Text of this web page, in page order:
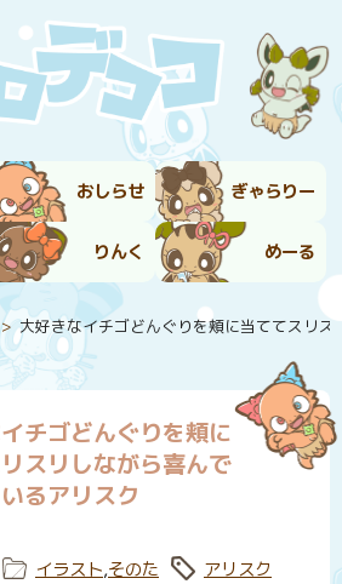
おしらせ ぎゃらりー
りんく めーる
大好きなイチゴどんぐりを頬に当ててスリ
チゴどんぐりを頬に
スリしながら喜んで
いるアリスク
カテゴリー:
イラスト,そのた タグ:
アリスク